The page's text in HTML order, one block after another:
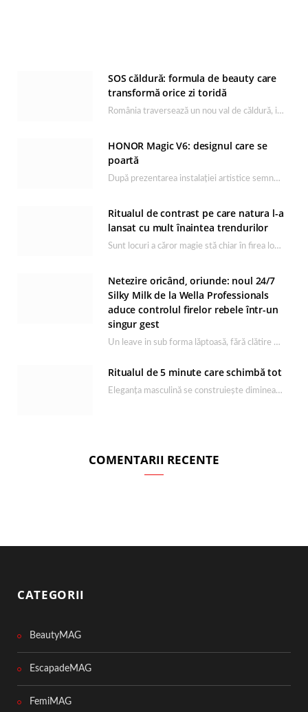
SOS căldură: formula de beauty care
transformă orice zi toridă
România traversează un nou val de căldură, iar rutina de îngrijire capătă un rol esențial…
HONOR Magic V6: designul care se
poartă
După prezentarea instalației artistice semnată de Catrinel Săbăciag în cadrul evenimentului de lansare HONOR Magic…
Ritualul de contrast pe care natura l-a
lansat cu mult înaintea trendurilor
Sunt locuri a căror magie stă chiar în firea lor naturală, iar Lacul Ursu din…
Netezire oricând, oriunde: noul 24/7
Silky Milk de la Wella Professionals
aduce controlul firelor rebele într-un
singur gest
Un leave in sub forma lăptoasă, fără clătire care completează rutina Ultimate Smooth și transformă…
Ritualul de 5 minute care schimbă tot
Eleganța masculină se construiește dimineața, în câteva minute și cu produsele potrivite. O rutină de…
COMENTARII RECENTE
CATEGORII
BeautyMAG
EscapadeMAG
FemiMAG